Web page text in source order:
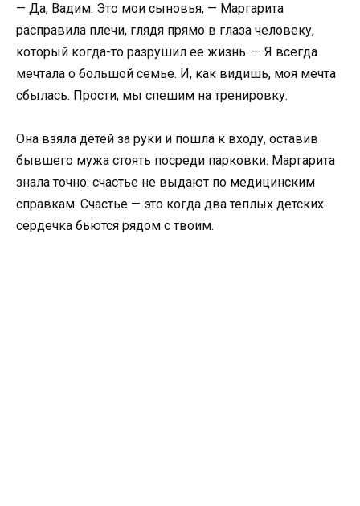
— Да, Вадим. Это мои сыновья, — Маргарита
расправила плечи, глядя прямо в глаза человеку,
который когда-то разрушил ее жизнь. — Я всегда
мечтала о большой семье. И, как видишь, моя мечта
сбылась. Прости, мы спешим на тренировку.
Она взяла детей за руки и пошла к входу, оставив
бывшего мужа стоять посреди парковки. Маргарита
знала точно: счастье не выдают по медицинским
справкам. Счастье — это когда два теплых детских
сердечка бьются рядом с твоим.